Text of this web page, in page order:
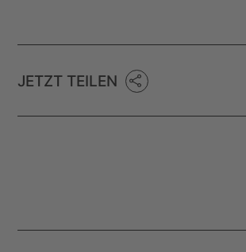
JETZT TEILEN